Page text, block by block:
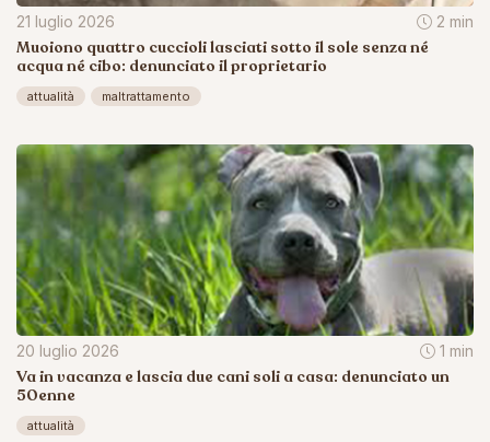
21 luglio 2026 2 min
Muoiono quattro cuccioli lasciati sotto il sole senza né
acqua né cibo: denunciato il proprietario
attualità maltrattamento
20 luglio 2026 1 min
Va in vacanza e lascia due cani soli a casa: denunciato un
50enne
attualità